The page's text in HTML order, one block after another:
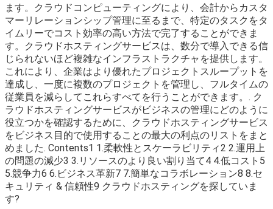
ます。クラウドコンピューティングにより、会計からカスタ
マーリレーションシップ管理に至るまで、特定のタスクをタ
イムリーでコスト効率の高い方法で完了することができま
す。クラウドホスティングサービスは、数分で導入できる信
じられないほど複雑なインフラストラクチャを提供します。
これにより、企業はより優れたプロジェクトスループットを
達成し、一度に複数のプロジェクトを管理し、フルタイムの
従業員を減らしてこれらすべてを行うことができます。. ク
ラウドホスティングサービスがビジネスの管理にどのように
役立つかを確認するために、クラウドホスティングサービス
をビジネス目的で使用することの最大の利点のリストをまと
めました. Contents1 1.柔軟性とスケーラビリティ2 2.運用上
の問題の減少3 3.リソースのより良い割り当て4 4.低コスト5
5.競争力6 6.ビジネス革新7 7.簡単なコラボレーション8 8.セ
キュリティ & 信頼性9 クラウドホスティングを探していま
す?